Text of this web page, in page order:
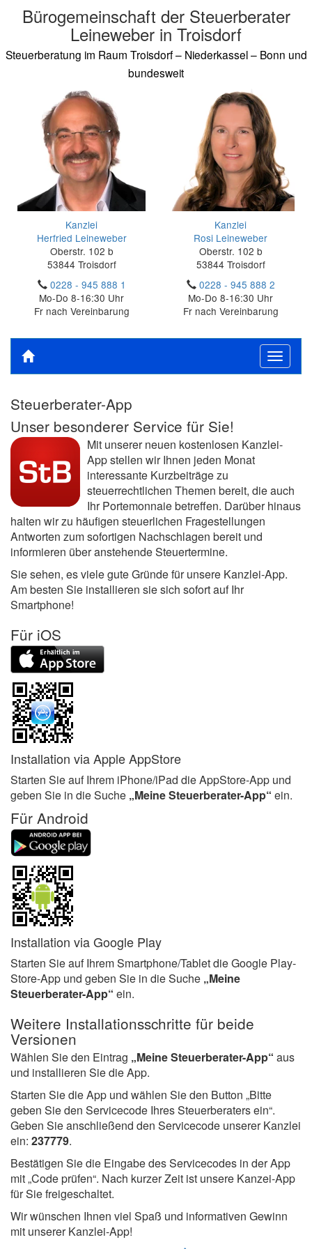
Bürogemeinschaft der Steuerberater
Leineweber in Troisdorf
Steuerberatung im Raum Troisdorf – Niederkassel – Bonn und
bundesweit
Kanzlei
Herfried Leineweber
Oberstr. 102 b
53844 Troisdorf
0228 - 945 888 1
Mo-Do 8-16:30 Uhr
Fr nach Vereinbarung
Kanzlei
Rosi Leineweber
Oberstr. 102 b
53844 Troisdorf
0228 - 945 888 2
Mo-Do 8-16:30 Uhr
Fr nach Vereinbarung
Toggle
Steuerberater-App
Unser besonderer Service für Sie!
Mit unserer neuen kostenlosen Kanzlei-
App stellen wir Ihnen jeden Monat
interessante Kurzbeiträge zu
steuerrechtlichen Themen bereit, die auch
Ihr Portemonnaie betreffen. Darüber hinaus
halten wir zu häufigen steuerlichen Fragestellungen
Antworten zum sofortigen Nachschlagen bereit und
informieren über anstehende Steuertermine.
Sie sehen, es viele gute Gründe für unsere Kanzlei-App.
Am besten Sie installieren sie sich sofort auf Ihr
Smartphone!
Für iOS
Installation via Apple AppStore
Starten Sie auf Ihrem iPhone/iPad die AppStore-App und
geben Sie in die Suche „Meine Steuerberater-App“ ein.
Für Android
Installation via Google Play
Starten Sie auf Ihrem Smartphone/Tablet die Google Play-
Store-App und geben Sie in die Suche „Meine
Steuerberater-App“ ein.
Weitere Installationsschritte für beide
Versionen
Wählen Sie den Eintrag „Meine Steuerberater-App“ aus
und installieren Sie die App.
Starten Sie die App und wählen Sie den Button „Bitte
geben Sie den Servicecode Ihres Steuerberaters ein“.
Geben Sie anschließend den Servicecode unserer Kanzlei
ein: 237779.
Bestätigen Sie die Eingabe des Servicecodes in der App
mit „Code prüfen“. Nach kurzer Zeit ist unsere Kanzei-App
für Sie freigeschaltet.
Wir wünschen Ihnen viel Spaß und informativen Gewinn
mit unserer Kanzlei-App!